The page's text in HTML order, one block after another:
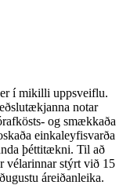
í mikilli uppsveiflu.
notar
og smækkaða
einkaleyfisvarða
þéttitækni. Til að
vélarinnar stýrt við 15
áreiðanleika.